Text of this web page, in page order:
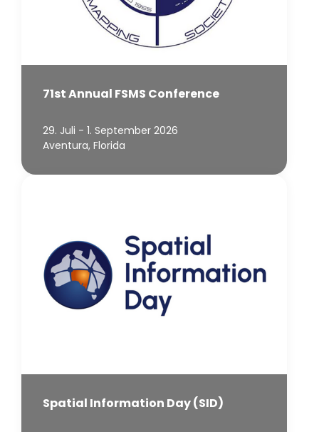
71st Annual FSMS Conference
29. Juli - 1. September 2026
Aventura, Florida
Spatial Information Day (SID)